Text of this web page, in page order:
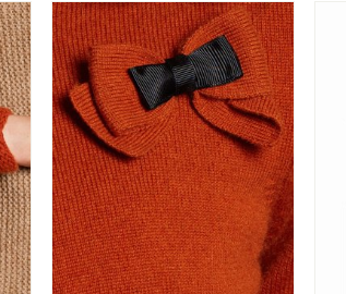
В корзину Подробнее